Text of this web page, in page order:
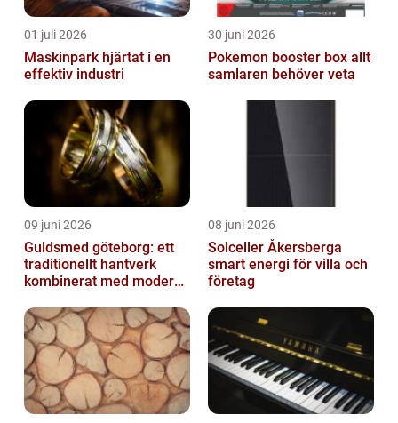
01 juli 2026
Maskinpark hjärtat i en
effektiv industri
30 juni 2026
Pokemon booster box allt
samlaren behöver veta
09 juni 2026
Guldsmed göteborg: ett
traditionellt hantverk
kombinerat med modern
08 juni 2026
Solceller Åkersberga
smart energi för villa och
företag